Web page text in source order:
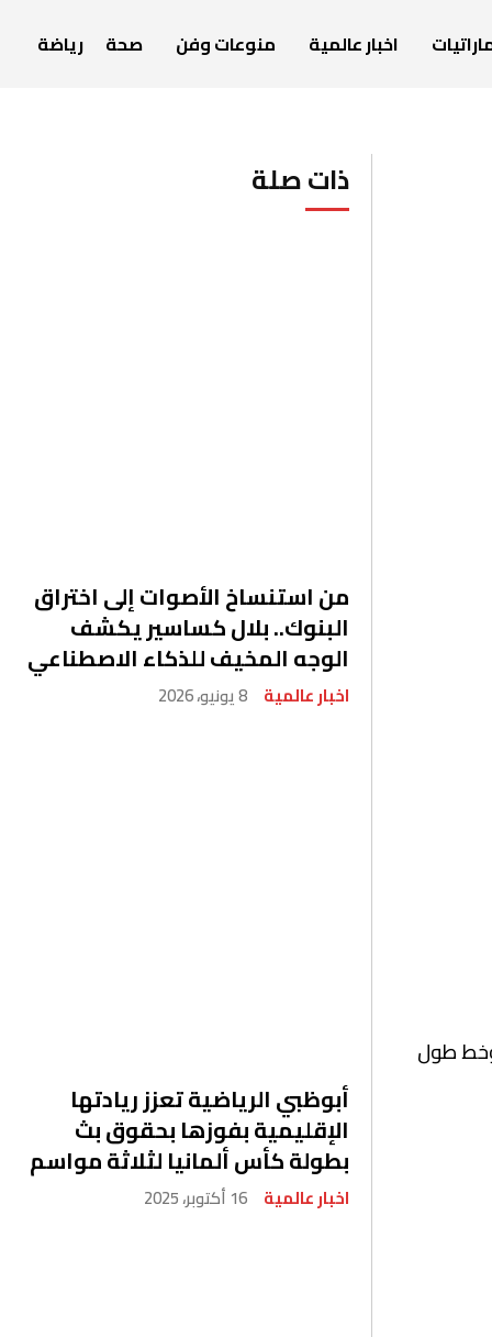
اخبار عالمية منوعات وفن صحة رياضة
ذات صلة
من استنساخ الأصوات إلى اختراق
البنوك.. بلال كساسير يكشف
الوجه المخيف للذكاء الاصطناعي
اخبار عالمية 8 يونيو، 2026
أبوظبي الرياضية تعزز ريادتها
الإقليمية بفوزها بحقوق بث
بطولة كأس ألمانيا لثلاثة مواسم
اخبار عالمية 16 أكتوبر، 2025
وعند التقاء خط عرض 44.87 درجة جنوبا وخط طول